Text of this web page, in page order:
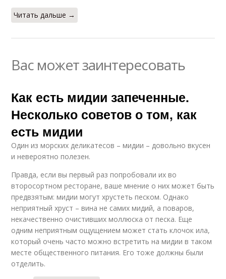
Читать дальше →
Вас может заинтересовать
Как есть мидии запеченные.
Несколько советов о том, как
есть мидии
Один из морских деликатесов – мидии – довольно вкусен
и невероятно полезен.
Правда, если вы первый раз попробовали их во
второсортном ресторане, ваше мнение о них может быть
предвзятым: мидии могут хрустеть песком. Однако
неприятный хруст – вина не самих мидий, а поваров,
некачественно очистивших моллюска от песка. Еще
одним неприятным ощущением может стать клочок ила,
который очень часто можно встретить на мидии в таком
месте общественного питания. Его тоже должны были
отделить.